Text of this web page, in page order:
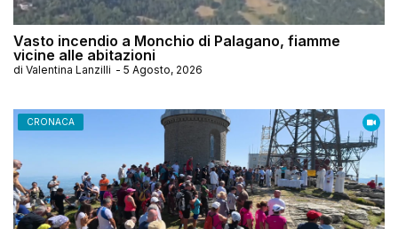
Vasto incendio a Monchio di Palagano, fiamme
vicine alle abitazioni
di Valentina Lanzilli - 5 Agosto, 2026
CRONACA